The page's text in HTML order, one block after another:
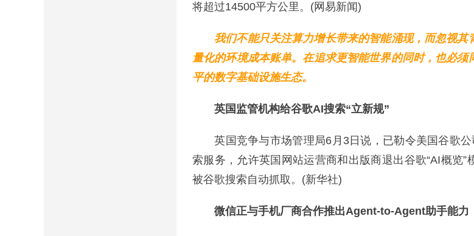
将超过14500平方公里。(网易新闻)
我们不能只关注算力增长带来的智能涌现，而忽视其
量化的环境成本账单。在追求更智能世界的同时，也必须
平的数字基础设施生态。
英国监管机构给谷歌AI搜索“立新规”
英国竞争与市场管理局6月3日说，已勒令美国谷歌公
索服务，允许英国网站运营商和出版商退出谷歌“AI概览”
被谷歌搜索自动抓取。(新华社)
微信正与手机厂商合作推出Agent-to-Agent助手能力